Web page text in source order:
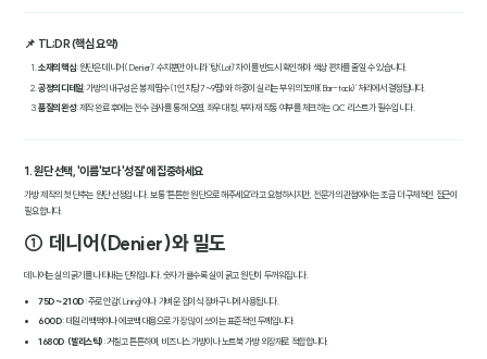
📌 TL;DR (핵심 요약)
소재의 핵심: 원단은 '데니어(Denier)' 수치뿐만 아니라 '탕(Lot)' 차이를 반드시 확인해야 색상 편차를 줄일 수 있습니다.
공정의 디테일: 가방의 내구성은 봉제 땀수(1인치당 7~9땀)와 하중이 실리는 부위의 '도매(Bar-tack)' 처리에서 결정됩니다.
품질의 완성: 제작 완료 후에는 전수 검사를 통해 오염, 좌우 대칭, 부자재 작동 여부를 체크하는 QC 리스트가 필수입니다.
1. 원단 선택, '이름'보다 '성질'에 집중하세요
가방 제작의 첫 단추는 원단 선정입니다. 보통 "튼튼한 원단으로 해주세요"라고 요청하시지만, 전문가의 관점에서는 조금 더 구체적인 접근이
필요합니다.
① 데니어(Denier)와 밀도
데니어는 실의 굵기를 나타내는 단위입니다. 숫자가 클수록 실이 굵고 원단이 두꺼워집니다.
75D~210D : 주로 안감(Lining)이나 가벼운 접이식 장바구니에 사용됩니다.
600D: 데일리 백팩이나 에코백 대용으로 가장 많이 쓰이는 표준적인 두께입니다.
1680D (발리스틱) : 거칠고 튼튼하며, 비즈니스 가방이나 노트북 가방 외장재로 적합합니다.